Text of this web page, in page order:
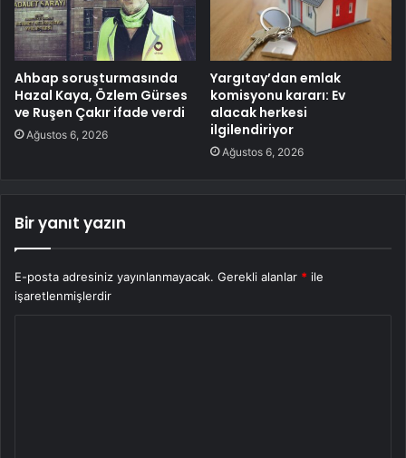
Ahbap soruşturmasında
Hazal Kaya, Özlem Gürses
ve Ruşen Çakır ifade verdi
Ağustos 6, 2026
Yargıtay’dan emlak
komisyonu kararı: Ev
alacak herkesi
ilgilendiriyor
Ağustos 6, 2026
Bir yanıt yazın
E-posta adresiniz yayınlanmayacak. Gerekli alanlar * ile
işaretlenmişlerdir